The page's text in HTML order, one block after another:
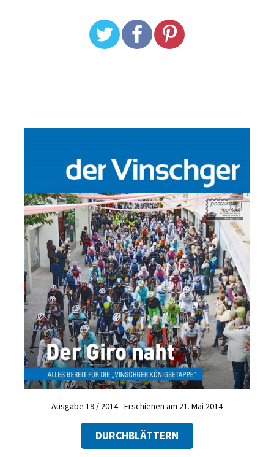
Ausgabe 19 / 2014 - Erschienen am 21. Mai 2014
DURCHBLÄTTERN